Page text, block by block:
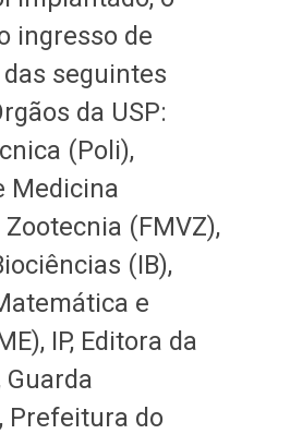
ingresso de
seguintes
da USP:
(Poli),
Medicina
(FMVZ),
(IB),
e
IP, Editora da
Guarda
Prefeitura do